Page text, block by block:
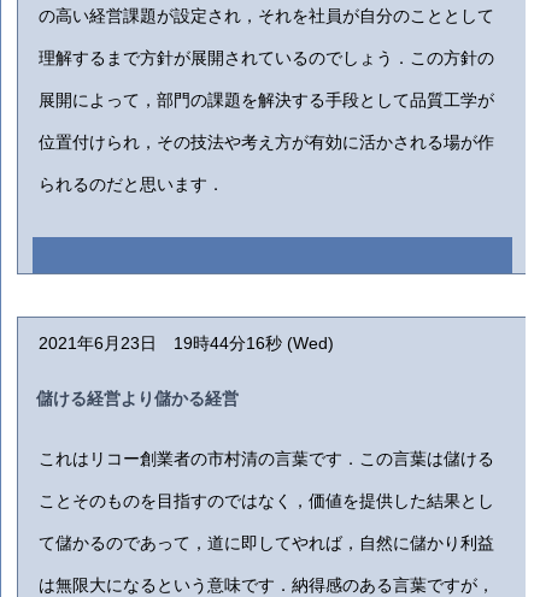
の高い経営課題が設定され，それを社員が自分のこととして
理解するまで方針が展開されているのでしょう．この方針の
展開によって，部門の課題を解決する手段として品質工学が
位置付けられ，その技法や考え方が有効に活かされる場が作
られるのだと思います．
2021年6月23日 19時44分16秒 (Wed)
儲ける経営より儲かる経営
これはリコー創業者の市村清の言葉です．この言葉は儲ける
ことそのものを目指すのではなく，価値を提供した結果とし
て儲かるのであって，道に即してやれば，自然に儲かり利益
は無限大になるという意味です．納得感のある言葉ですが，